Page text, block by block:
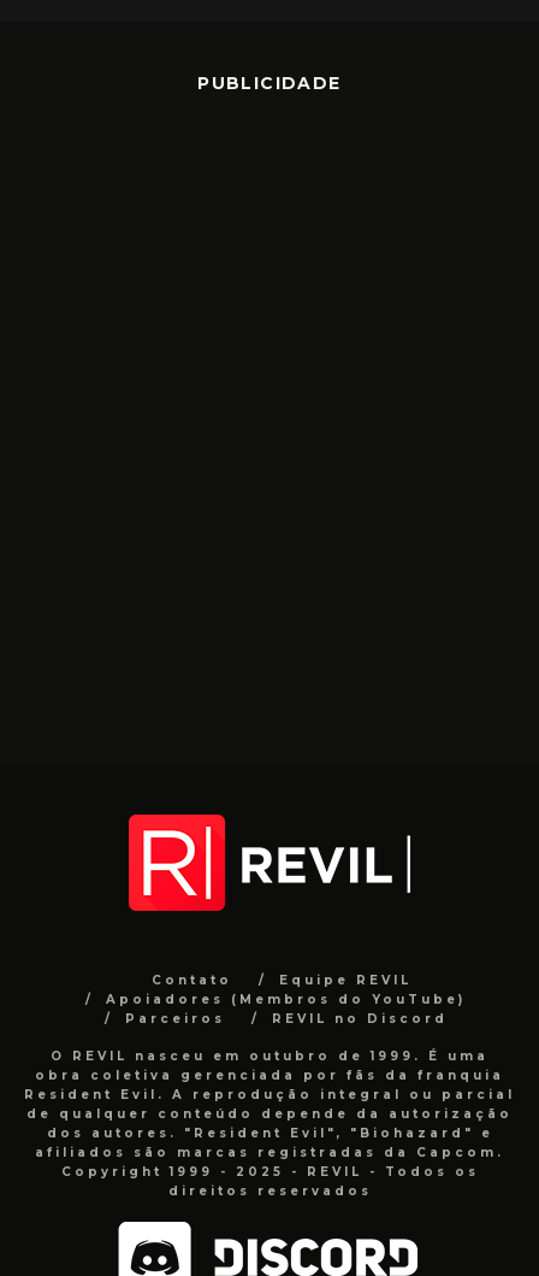
PUBLICIDADE
Contato
Equipe REVIL
Apoiadores (Membros do YouTube)
Parceiros
REVIL no Discord
O REVIL nasceu em outubro de 1999. É uma
obra coletiva gerenciada por fãs da franquia
Resident Evil. A reprodução integral ou parcial
de qualquer conteúdo depende da autorização
dos autores. "Resident Evil", "Biohazard" e
afiliados são marcas registradas da Capcom.
Copyright 1999 - 2025 - REVIL - Todos os
direitos reservados